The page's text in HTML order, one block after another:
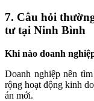
7. Câu hỏi
tư tại Ninh Bình
Khi nào doanh
Doanh nghiệp nên
rộng hoạt động kinh
án mới.